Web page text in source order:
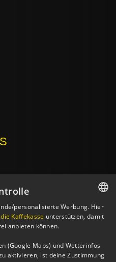
GERMAN
personalisierte Werbung. Hier
Kaffekasse unterstützen, damit
anbieten können.
(Google Maps) und Wetterinfos
aktivieren, ist deine Zustimmung